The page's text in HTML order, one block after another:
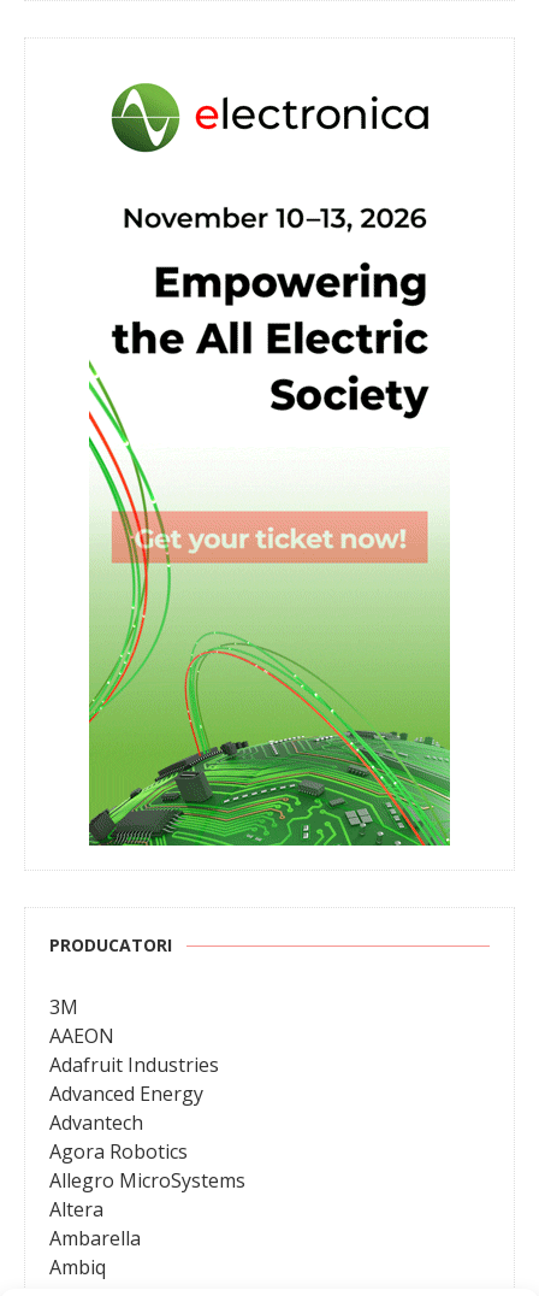
PRODUCATORI
3M
AAEON
Adafruit Industries
Advanced Energy
Advantech
Agora Robotics
Allegro MicroSystems
Altera
Ambarella
Ambiq